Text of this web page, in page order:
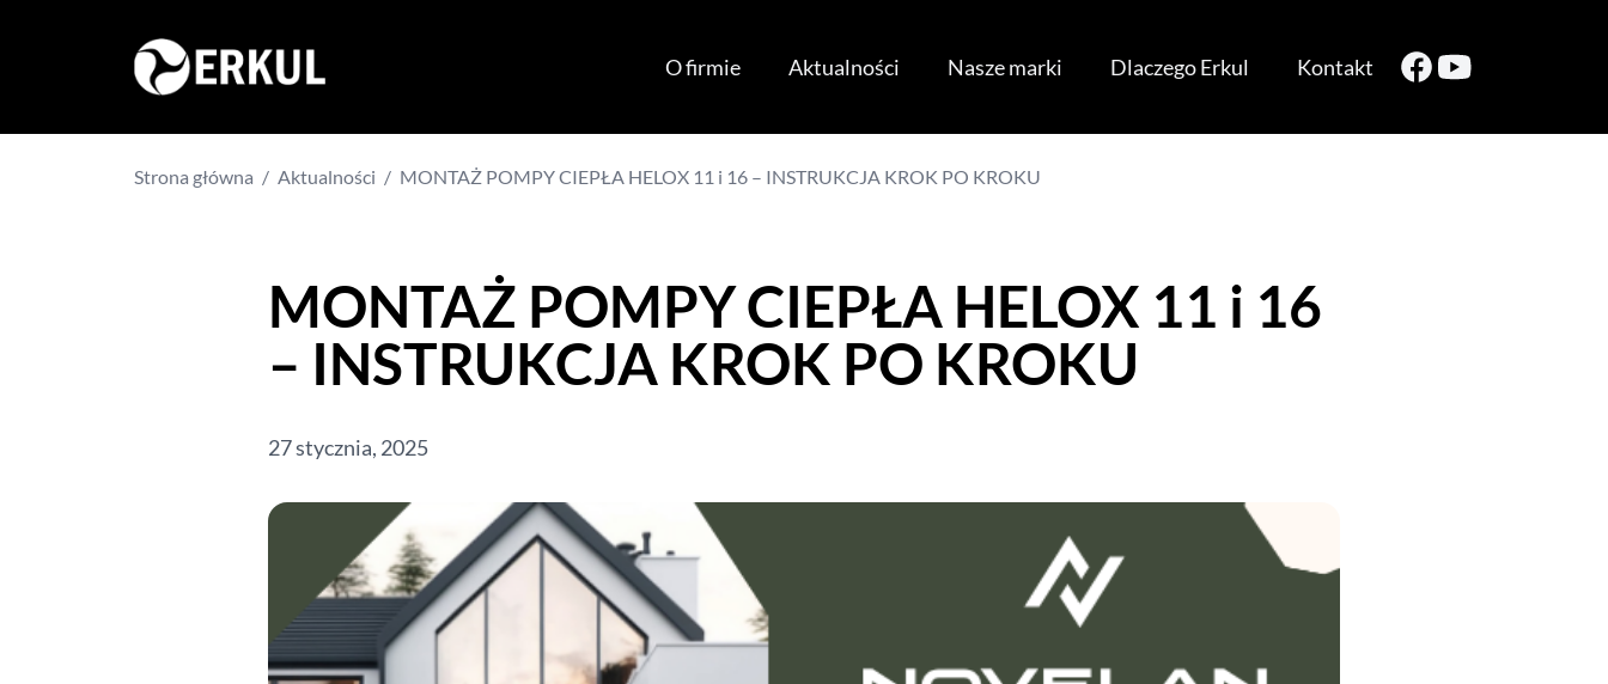
O firmie Aktualności Nasze marki Dlaczego Erkul Kontakt
Strona główna / Aktualności / MONTAŻ POMPY CIEPŁA HELOX 11 i 16 – INSTRUKCJA KROK PO KROKU
MONTAŻ POMPY CIEPŁA HELOX 11 i 16
– INSTRUKCJA KROK PO KROKU
27 stycznia, 2025